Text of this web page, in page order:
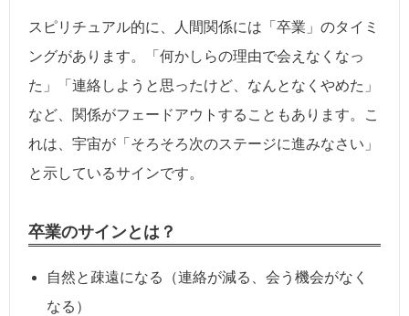
スピリチュアル的に、人間関係には「卒業」のタイミ
ングがあります。「何かしらの理由で会えなくなっ
た」「連絡しようと思ったけど、なんとなくやめた」
など、関係がフェードアウトすることもあります。こ
れは、宇宙が「そろそろ次のステージに進みなさい」
と示しているサインです。
卒業のサインとは？
自然と疎遠になる（連絡が減る、会う機会がなく
なる）